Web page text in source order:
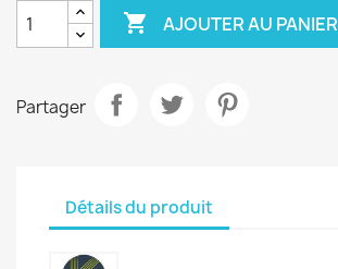
 AJOUTER AU PANIER
Partager
Détails du produit